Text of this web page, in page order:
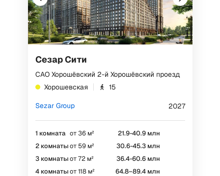
Сезар Сити
САО Хорошёвский 2-й Хорошёвский проезд
Хорошевская
15
Sezar Group 2027
1 комната от 36 м²
21.9-40.9 млн
2 комнатыот 59 м²
30.6-45.3 млн
3 комнатыот 72 м²
36.4-60.6 млн
4 комнатыот 118 м² 64.8–89.4 млн
РЕКЛАМА